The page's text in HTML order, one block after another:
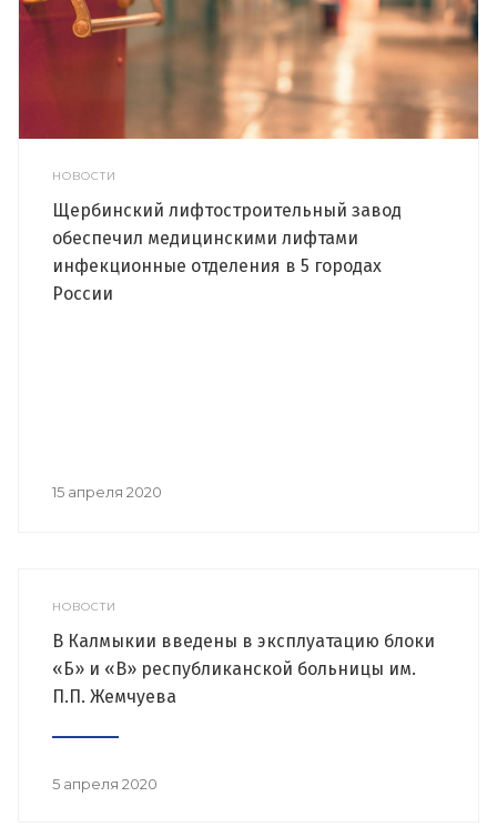
НОВОСТИ
Щербинский лифтостроительный завод
обеспечил медицинскими лифтами
инфекционные отделения в 5 городах
России
15 апреля 2020
НОВОСТИ
В Калмыкии введены в эксплуатацию блоки
«Б» и «В» республиканской больницы им.
П.П. Жемчуева
5 апреля 2020